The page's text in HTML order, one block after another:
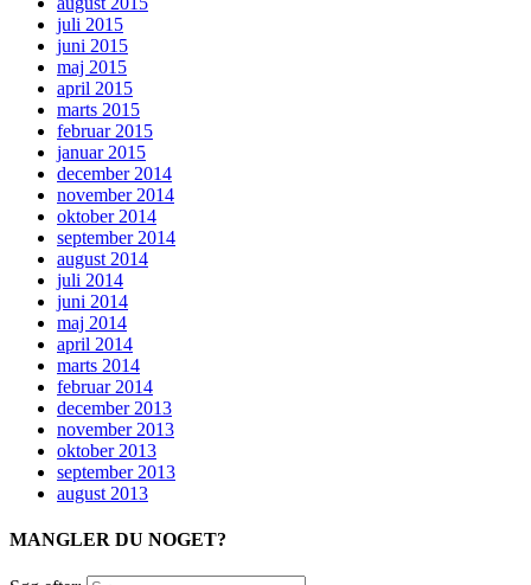
juli 2015
juni 2015
maj 2015
april 2015
marts 2015
februar 2015
januar 2015
december 2014
november 2014
oktober 2014
september 2014
august 2014
juli 2014
juni 2014
maj 2014
april 2014
marts 2014
februar 2014
december 2013
november 2013
oktober 2013
september 2013
august 2013
MANGLER DU NOGET?